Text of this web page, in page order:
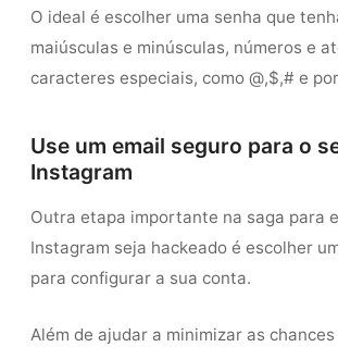
O ideal é escolher uma senha que
maiúsculas e minúsculas, números e
caracteres especiais, como @,$,# e
Use um email seguro para o
Instagram
Outra etapa importante na saga para
Instagram seja hackeado é escolher
para configurar a sua conta.
Além de ajudar a minimizar as